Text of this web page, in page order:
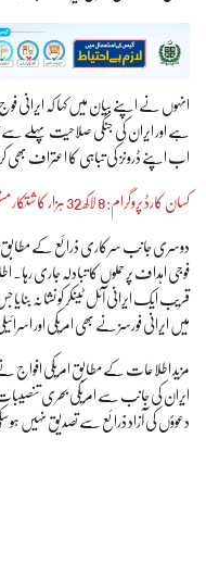
انہوں نے اپنے بیان میں کہا کہ ایرانی
ہے اور ایران کی جنگی صلاحیت پہلے
اب اپنے ڈرونز کی تباہی کا اعتراف بھی
کسان کارڈ پروگرام: 8 لاکھ 32 ہزار کاشتکار مستفید، 86 فیصد قرضوں کی ریکوری
دوسری جانب سرکاری ذرائع کے مطابق
فوجی اہداف پر حملوں کا تبادلہ جاری
قریب ایک ایرانی آئل ٹینکر کو نشانہ
میں ایرانی فورسز نے بھی امریکی اور
مزید اطلاعات کے مطابق امریکی افواج نے
ایران کی جانب سے امریکی بحری تنصیبات
دعوؤں کی آزاد ذرائع سے تصدیق نہیں ہو